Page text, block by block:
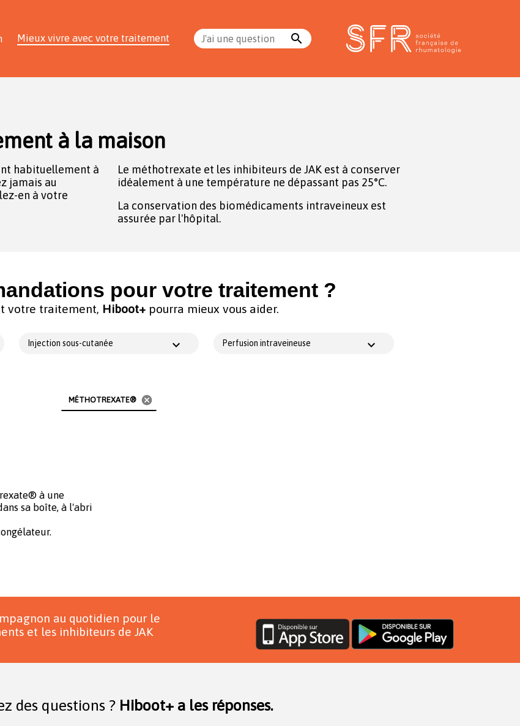
Mieux vivre avec votre traitement J'ai une question search
à la maison
habituellement à
jamais au
en à votre
Le méthotrexate et les inhibiteurs de JAK est à conserver
idéalement à une température ne dépassant pas 25°C.
La conservation des biomédicaments intraveineux est
assurée par l'hôpital.
pour votre traitement ?
votre traitement, Hiboot+ pourra mieux vous aider.
Injection sous-cutanée Perfusion intraveineuse
MÉTHOTREXATE® cancel
à une
sa boîte, à l'abri
au quotidien pour le
et les inhibiteurs de JAK
des questions ? Hiboot+ a les réponses.